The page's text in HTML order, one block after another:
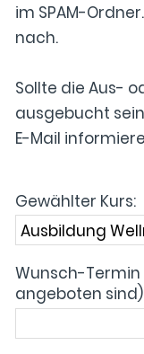
im SPAM-
nach.
Sollte die Aus-
ausgebucht
E-Mail
Gewählter Kurs:
Wunsch-
angeboten sind)